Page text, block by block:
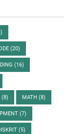
(20)
(16)
(8) MATH (8)
(7)
(5)